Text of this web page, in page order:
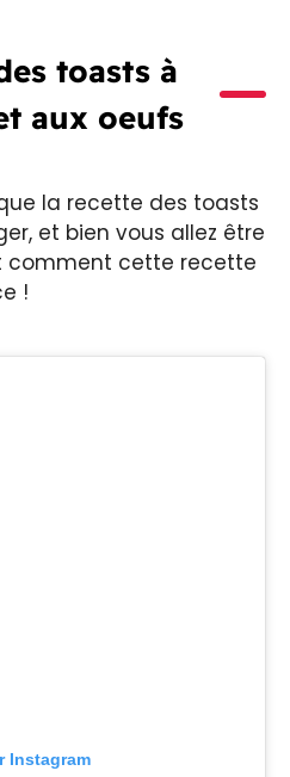
toasts à
aux oeufs
la recette des toasts
et bien vous allez être
comment cette recette
!
Instagram